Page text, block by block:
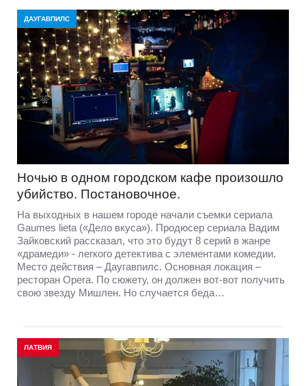
ДАУГАВПИЛС
Ночью в одном городском кафе произошло
убийство. Постановочное.
На выходных в нашем городе начали съемки сериала
Gaumes lieta («Дело вкуса»). Продюсер сериала Вадим
Зайковский рассказал, что это будут 8 серий в жанре
«драмеди» - легкого детектива с элементами комедии.
Место действия – Даугавпилс. Основная локация –
ресторан Opera. По сюжету, он должен вот-вот получить
свою звезду Мишлен. Но случается беда…
ЛАТВИЯ